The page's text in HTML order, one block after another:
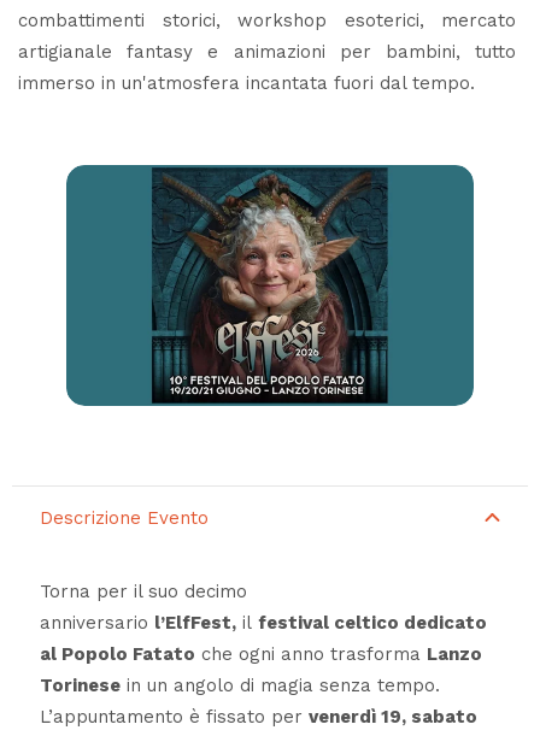
combattimenti storici, workshop esoterici, mercato
artigianale fantasy e animazioni per bambini, tutto
immerso in un'atmosfera incantata fuori dal tempo.
Descrizione Evento
Torna per il suo decimo
anniversario l’ElfFest,il festival celtico dedicato
al Popolo Fatato che ogni anno trasforma Lanzo
Torinesein un angolo di magia senza tempo.
L’appuntamento è fissato per venerdì 19, sabato